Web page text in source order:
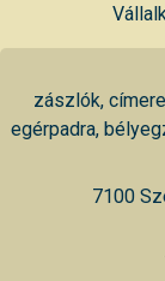
zászlók,
egérpadra,
7100